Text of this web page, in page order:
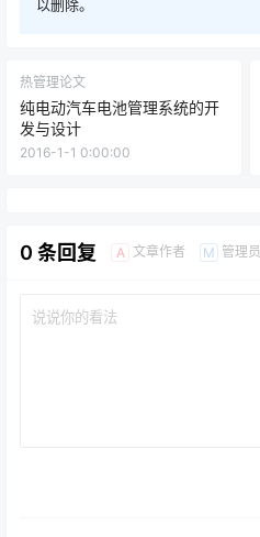
以删除。
热管理论文
纯电动汽车电池管理系统的开
发与设计
2016-1-1 0:00:00
0 条回复 A 文章作者 M 管理员